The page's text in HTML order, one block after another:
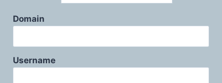
Domain
Username